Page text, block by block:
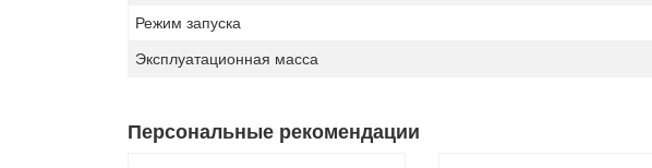
Режим запуска
Эксплуатационная масса
Персональные рекомендации